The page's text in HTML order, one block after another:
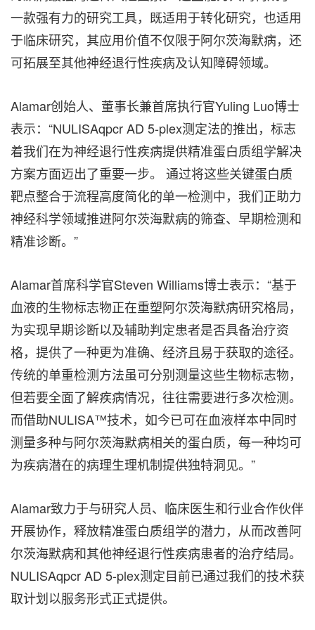
一款强有力的研究工具，既适用于转化研究，也适用
于临床研究，其应用价值不仅限于阿尔茨海默病，还
可拓展至其他神经退行性疾病及认知障碍领域。
Alamar创始人、董事长兼首席执行官Yuling Luo博士
表示：“NULISAqpcr AD 5-plex测定法的推出，标志
着我们在为神经退行性疾病提供精准蛋白质组学解决
方案方面迈出了重要一步。 通过将这些关键蛋白质
靶点整合于流程高度简化的单一检测中，我们正助力
神经科学领域推进阿尔茨海默病的筛查、早期检测和
精准诊断。”
Alamar首席科学官Steven Williams博士表示：“基于
血液的生物标志物正在重塑阿尔茨海默病研究格局，
为实现早期诊断以及辅助判定患者是否具备治疗资
格，提供了一种更为准确、经济且易于获取的途径。
传统的单重检测方法虽可分别测量这些生物标志物，
但若要全面了解疾病情况，往往需要进行多次检测。
而借助NULISA™技术，如今已可在血液样本中同时
测量多种与阿尔茨海默病相关的蛋白质，每一种均可
为疾病潜在的病理生理机制提供独特洞见。”
Alamar致力于与研究人员、临床医生和行业合作伙伴
开展协作，释放精准蛋白质组学的潜力，从而改善阿
尔茨海默病和其他神经退行性疾病患者的治疗结局。
NULISAqpcr AD 5-plex测定目前已通过我们的技术获
取计划以服务形式正式提供。